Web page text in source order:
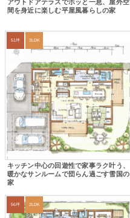
アウトドアテラスでホッと一息、屋外空
間を身近に楽しむ平屋風暮らしの家
51坪 3LDK
キッチン中心の回遊性で家事ラク叶う、
暖かなサンルームで団らん過ごす雪国の
家
56坪 2LDK